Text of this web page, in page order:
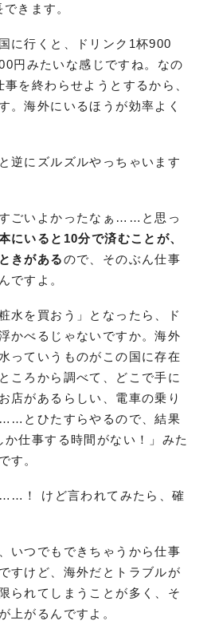
きます。
に行くと、ドリンク1杯900
円みたいな感じですね。なの
を終わらせようとするから、
。海外にいるほうが効率よく
逆にズルズルやっちゃいます
ごいよかったなぁ……と思っ
にいると10分で済むことが、
きがあるので、そのぶん仕事
ですよ。
水を買おう」となったら、ド
かべるじゃないですか。海外
っていうものがこの国に存在
ころから調べて、どこで手に
店があるらしい、電車の乗り
とひたすらやるので、結果
仕事する時間がない！」みた
す。
！ けど言われてみたら、確
いつでもできちゃうから仕事
すけど、海外だとトラブルが
られてしまうことが多く、そ
上がるんですよ。